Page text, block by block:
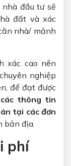
nhà đầu tư sẽ
đất và xác
nhà/ mảnh
xác cao nên
nghiệp
để đạt được
thông tin
tại các đơn
bản địa.
phí